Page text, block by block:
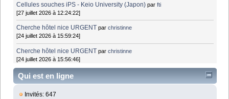
Cellules souches iPS - Keio University (Japon) parfti
[27 juillet 2026 à 12:24:22]
Cherche hôtel nice URGENT parchristinne
[24 juillet 2026 à 15:59:24]
Cherche hôtel nice URGENT parchristinne
[24 juillet 2026 à 15:56:46]
Qui est en ligne
Invités: 647